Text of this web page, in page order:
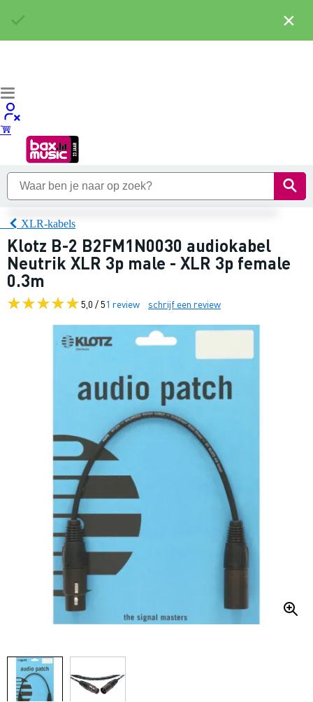
XLR-kabels
Klotz B-2 B2FM1N0030 audiokabel
Neutrik XLR 3p male - XLR 3p female
0.3m
5,0 / 51 review schrijf een review
×